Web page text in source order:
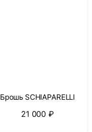
Брошь SCHIAPARELLI
21 000₽